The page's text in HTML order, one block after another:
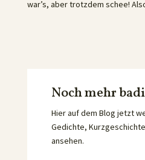
war’s, aber trotzdem schee!
Noch mehr
Hier auf dem Blog jetzt
Gedichte,
ansehen.